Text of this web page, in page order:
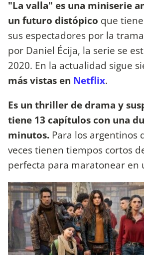
"La valla" es una miniserie
un futuro distópico que
sus espectadores por la
por Daniel Écija, la serie se
2020. En la actualidad sigue
más vistas en Netflix.
Es un thriller de drama y
tiene 13 capítulos con una
minutos. Para los argentinos
veces tienen tiempos cortos
perfecta para maratonear en